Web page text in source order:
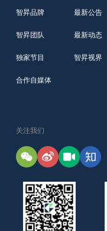
智昇品牌
智昇团队
独家节目
合作自媒体
最新公告
最新动态
智昇视界
关注我们